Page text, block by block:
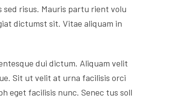
sed risus. Mauris partu rient volu
dictumst sit. Vitae aliquam in
dui dictum. Aliquam velit
Sit ut velit at urna facilisis orci
eget facilisis nunc. Senec tus soll